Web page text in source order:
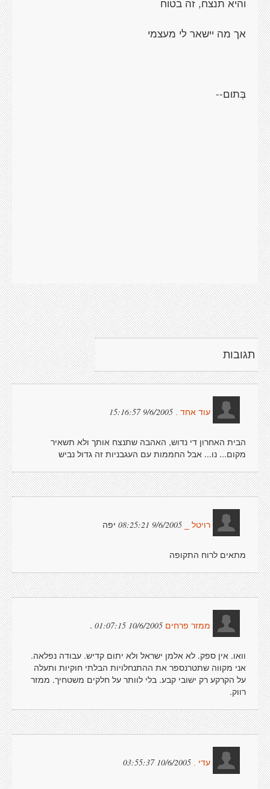
והיא תנצח, זה בטוח
אך מה יישאר לי מעצמי
בְּתום--
תגובות
עוד אחד . 9/6/2005 15:16:57
הבית האחרון די נדוש, האהבה שתנצח אותך ולא תשאיר
מקום... נו... אבל החממות עם העגבניות זה גדול נביש
רויטל _ 9/6/2005 08:25:21 יפה
מתאים לרוח התקופה
ממזר פרחים 10/6/2005 01:07:15
.
וואו. אין ספק. לא אלמן ישראל ולא יתום קדיש. עבודה נפלאה.
אני מקווה שתטרנספר את ההתנחלויות הבלתי חוקיות ותעלה
על הקרקע רק ישובי קבע. בלי לוותר על חלקים משטחיך. ממזר
רווק.
עדי . 10/6/2005 03:55:37